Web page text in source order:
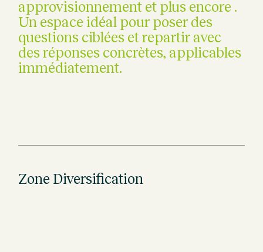
approvisionnement et plus encore .
Un espace idéal pour poser des
questions ciblées et repartir avec
des réponses concrètes, applicables
immédiatement.
Zone Diversification